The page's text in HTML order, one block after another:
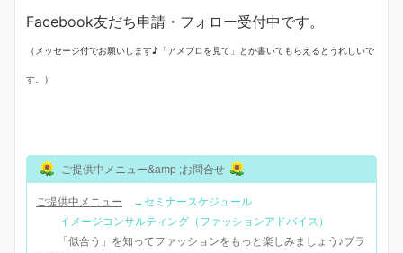
Facebook友だち申請・フォロー受付中です。
（メッセージ付でお願いします♪「アメブロを見て」とか書いてもらえるとうれしいで
す。）
ご提供中メニュー&amp ;お問合せ
ご提供中メニュー
→セミナースケジュール
イメージコンサルティング（ファッションアドバイス）
「似合う」を知ってファッションをもっと楽しみましょう♪ブラ